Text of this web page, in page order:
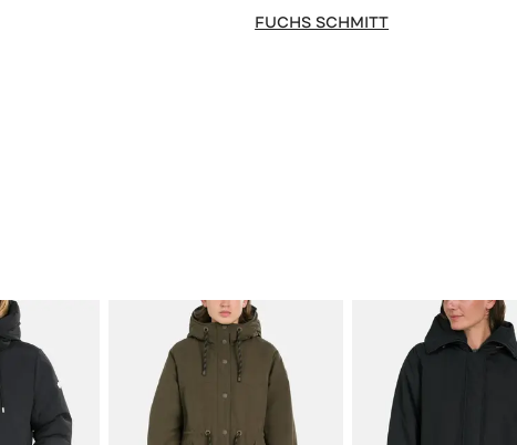
FUCHS SCHMITT